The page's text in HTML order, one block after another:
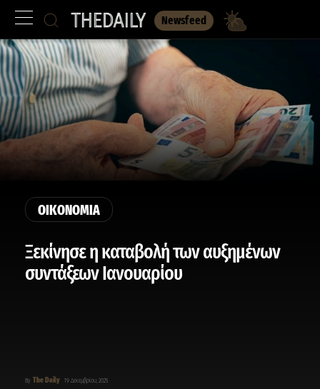
Newsfeed
ΟΙΚΟΝΟΜΙΑ
Ξεκίνησε η καταβολή των αυξημένων
συντάξεων Ιανουαρίου
By The Daily 19 Δεκεμβρίου, 2025